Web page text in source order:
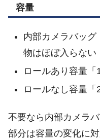
容量
内部カメラバッ
物はほぼ入らない
ロールあり容量「
ロールなし容量「
不要なら内部カメラ
部分は容量の変化に